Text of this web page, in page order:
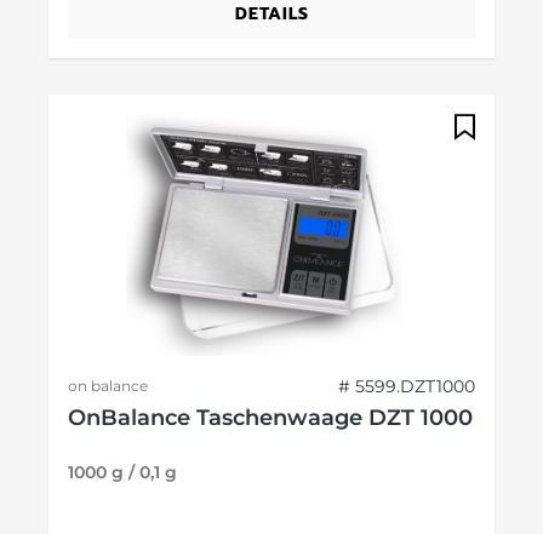
DETAILS
on balance # 5599.DZT1000
OnBalance Taschenwaage DZT 1000
1000 g / 0,1 g